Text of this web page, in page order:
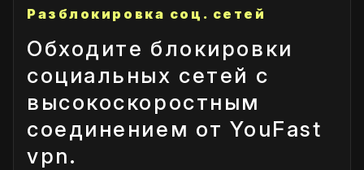
Разблокировка соц. сетей
Обходите блокировки
социальных сетей с
высокоскоростным
соединением от YouFast
vpn.